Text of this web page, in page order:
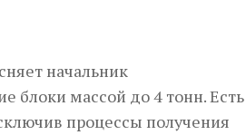
начальник
блоки массой до 4 тонн. Есть
процессы получения